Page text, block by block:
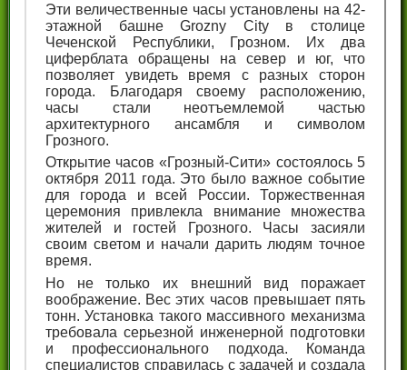
Эти величественные часы установлены на 42-
этажной башне Grozny City в столице
Чеченской Республики, Грозном. Их два
циферблата обращены на север и юг, что
позволяет увидеть время с разных сторон
города. Благодаря своему расположению,
часы стали неотъемлемой частью
архитектурного ансамбля и символом
Грозного.
Открытие часов «Грозный-Сити» состоялось 5
октября 2011 года. Это было важное событие
для города и всей России. Торжественная
церемония привлекла внимание множества
жителей и гостей Грозного. Часы засияли
своим светом и начали дарить людям точное
время.
Но не только их внешний вид поражает
воображение. Вес этих часов превышает пять
тонн. Установка такого массивного механизма
требовала серьезной инженерной подготовки
и профессионального подхода. Команда
специалистов справилась с задачей и создала